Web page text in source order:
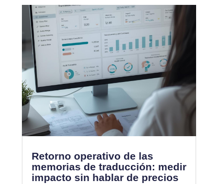
Retorno operativo de las
memorias de traducción: medir
impacto sin hablar de precios